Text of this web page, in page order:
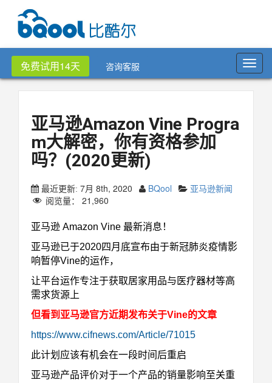
免费试用14天 咨询客服
亚马逊Amazon Vine Progra
m大解密，你有资格参加
吗？(2020更新)
最近更新: 7月 8th, 2020 BQool
亚马逊新闻
阅览量： 21,960
亚马逊 Amazon Vine 最新消息！
亚马逊已于2020四月底宣布由于新冠肺炎疫情影
响暂停Vine的运作，
让平台运作专注于获取居家用品与医疗器材等高
需求货源上
但看到亚马逊官方近期发布关于Vine的文章
https://www.cifnews.com/Article/71015
此计划应该有机会在一段时间后重启
亚马逊产品评价对于一个产品的销量影响至关重